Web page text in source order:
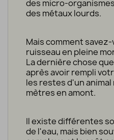
des micro-
des métaux lourds.
Maiscomment savez-
ruisseau en pleine
La dernièrechose
aprèsavoirrempli
les restes d'un
mètresen amont.
Il existe différentes
de l'eau, mais bien